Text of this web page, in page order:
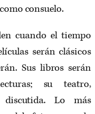
consuelo.
cuando el tiempo
serán clásicos
Sus libros serán
su teatro,
discutida. Lo más